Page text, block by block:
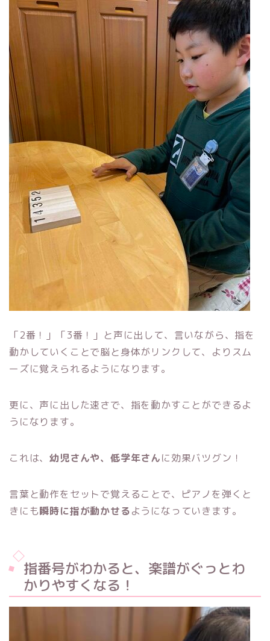
「2番！」「3番！」と声に出して、言いながら、指を
動かしていくことで脳と身体がリンクして、よりスム
ーズに覚えられるようになります。
更に、声に出した速さで、指を動かすことができるよ
うになります。
これは、幼児さんや、低学年さんに効果バツグン！
言葉と動作をセットで覚えることで、ピアノを弾くと
きにも瞬時に指が動かせるようになっていきます。
指番号がわかると、楽譜がぐっとわ
かりやすくなる！